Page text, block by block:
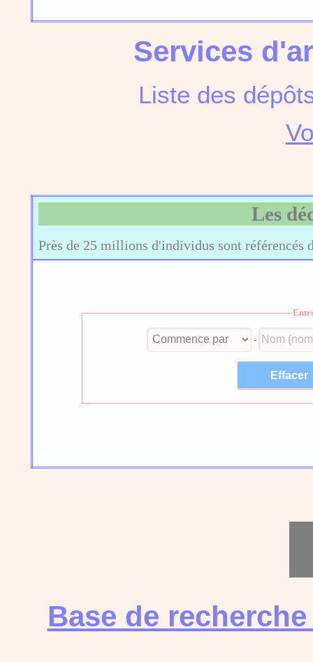
Services
Liste des
Les
Près de 25 millions d'individus sont référencés
-
Base de